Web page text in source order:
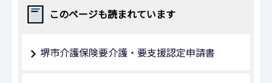
このページも読まれています
堺市介護保険要介護・要支援認定申請書